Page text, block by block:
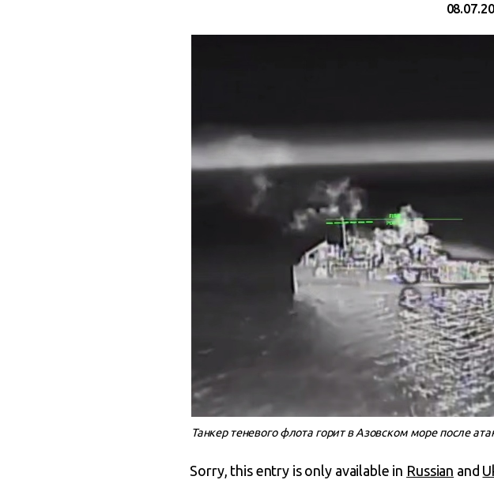
Танкер теневого флота горит в Азовском море после
Sorry, this entry is only available in Russian and